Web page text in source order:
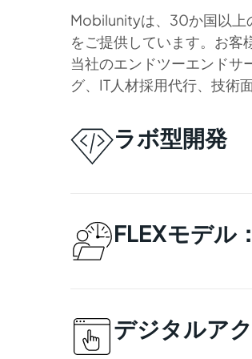
Mobilunityは、30か国以上
をご提供しています。お客
当社のエンドツーエンドサ
グ、IT人材採用代行、技術
ラボ型開発
FLEXモデル
えることが可能です。
デジタルア